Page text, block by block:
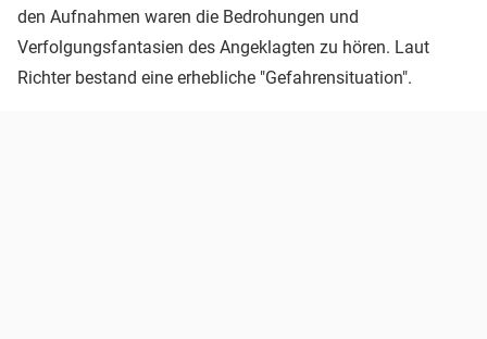
den Aufnahmen waren die Bedrohungen und
Verfolgungsfantasien des Angeklagten zu hören. Laut
Richter bestand eine erhebliche "Gefahrensituation".